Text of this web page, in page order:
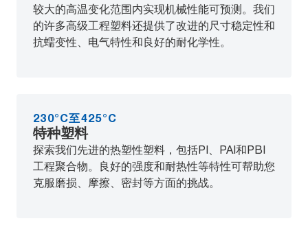
较大的高温变化范围内实现机械性能可预测。我们
的许多高级工程塑料还提供了改进的尺寸稳定性和
抗蠕变性、电气特性和良好的耐化学性。
230°C至425°C
特种塑料
探索我们先进的热塑性塑料，包括PI、PAI和PBI
工程聚合物。良好的强度和耐热性等特性可帮助您
克服磨损、摩擦、密封等方面的挑战。